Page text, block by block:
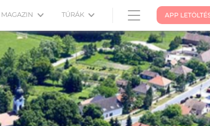
APP
MAGAZIN TÚRÁK